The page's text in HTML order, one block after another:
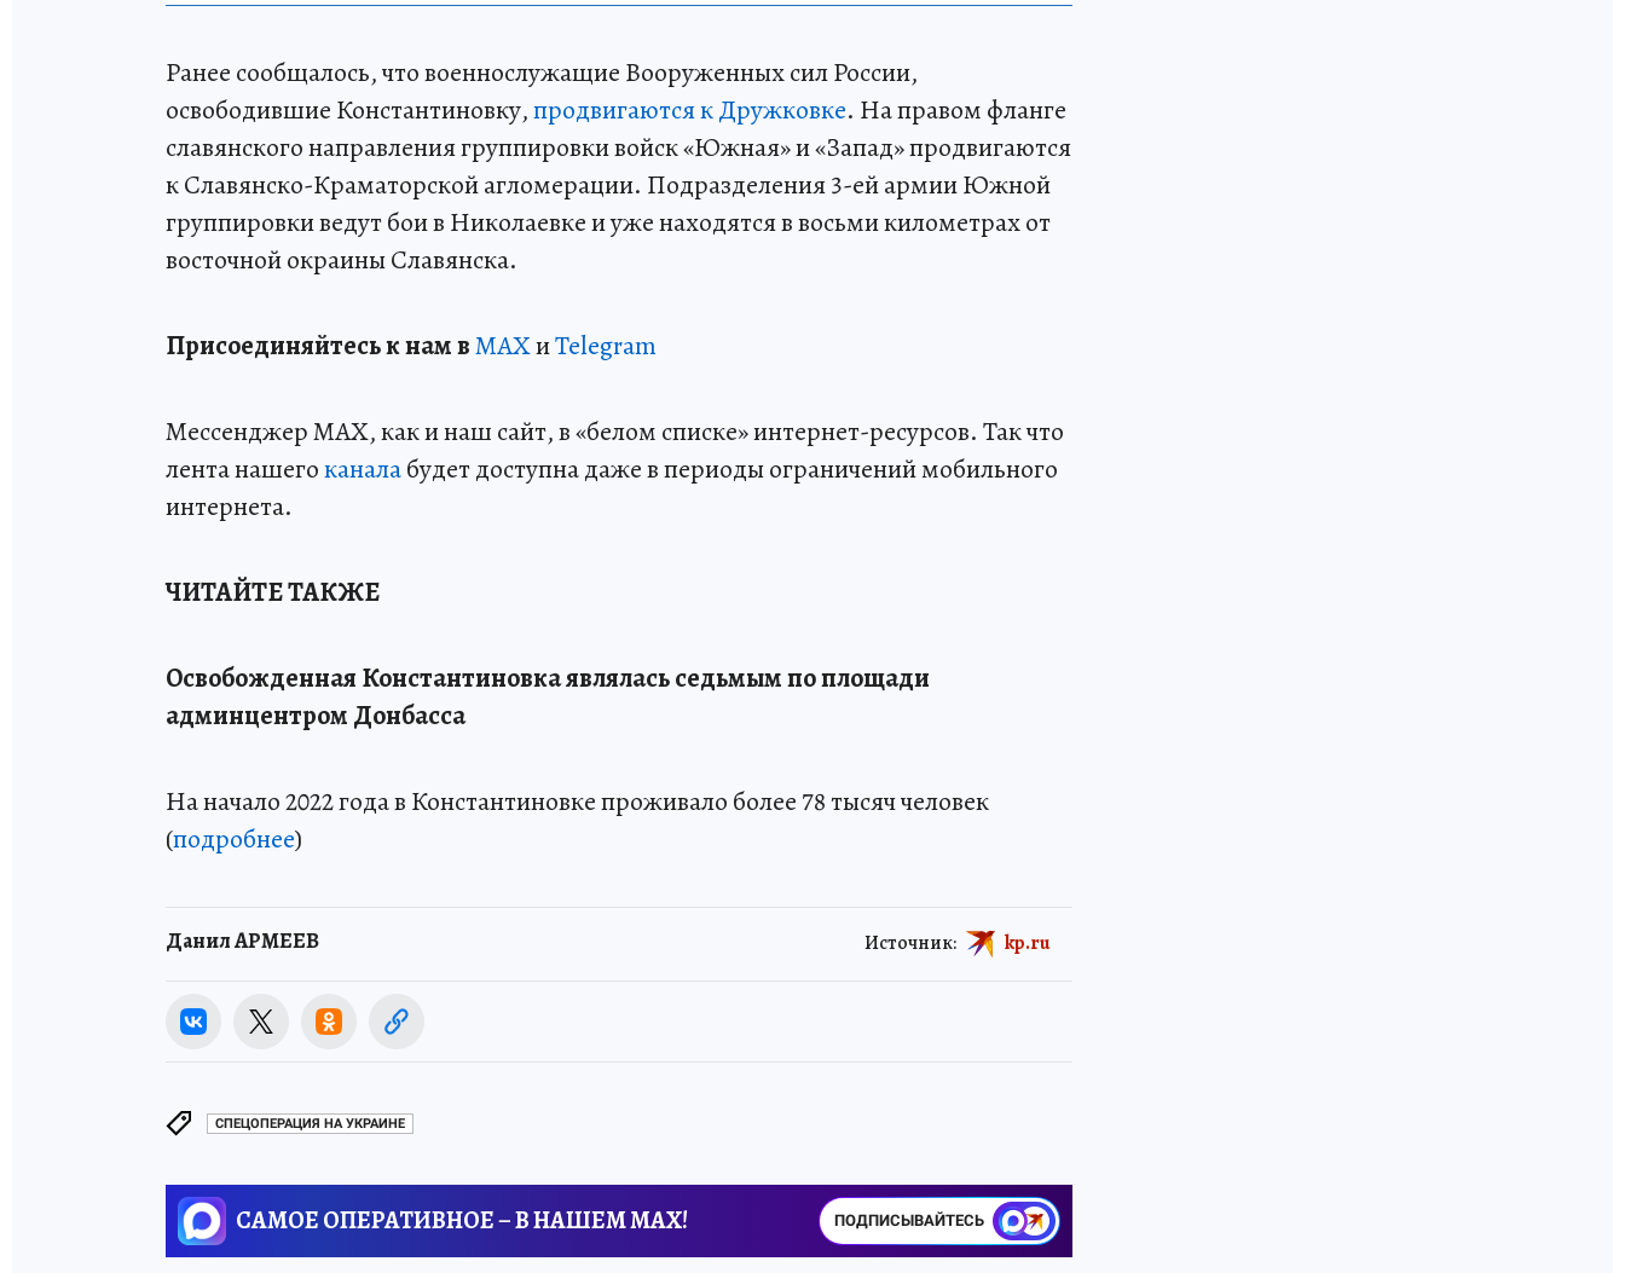
Ранее сообщалось, что военнослужащие Вооруженных сил России,
освободившие Константиновку,продвигаются к Дружковке. На правом фланге
славянского направления группировки войск «Южная» и «Запад» продвигаются
к Славянско-Краматорской агломерации. Подразделения 3-ей армии Южной
группировки ведут бои в Николаевке и уже находятся в восьми километрах от
восточной окраины Славянска.
Присоединяйтесь к нам вMAXиTelegram
Мессенджер MAX, как и наш сайт, в «белом списке» интернет-ресурсов. Так что
лента нашегоканалабудет доступна даже в периоды ограничений мобильного
интернета.
ЧИТАЙТЕ ТАКЖЕ
Освобожденная Константиновка являлась седьмым по площади
админцентром Донбасса
На начало 2022 года в Константиновке проживало более 78 тысяч человек
(подробнее)
Данил АРМЕЕВ Источник: kp.ru
СПЕЦОПЕРАЦИЯ НА УКРАИНЕ
САМОЕ ОПЕРАТИВНОЕ – В НАШЕМ MAX! ПОДПИСЫВАЙТЕСЬ